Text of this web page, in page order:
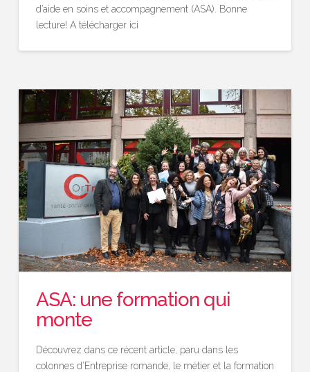
d’aide en soins et accompagnement (ASA). Bonne
lecture! A télécharger ici
ASA: une formation qui
monte
Découvrez dans ce récent article, paru dans les
colonnes d’Entreprise romande, le métier et la formation